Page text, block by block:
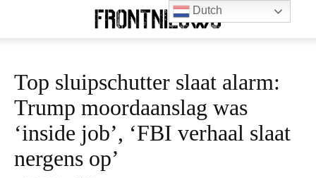
Top sluipschutter slaat alarm:
Trump moordaanslag was
‘inside job’, ‘FBI verhaal slaat
nergens op’
Dutch